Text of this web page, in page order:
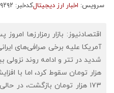
سرویس: اخبار ارز دیجیتالکدخبر: ۷۸۹۲۹۲
اقتصادنیوز: بازار رمزارزها
آمریکا علیه برخی صرافی‌های
هزار تومان سقوط کرد، اما با
۱۷۳ هزار تومان بازگشت، در